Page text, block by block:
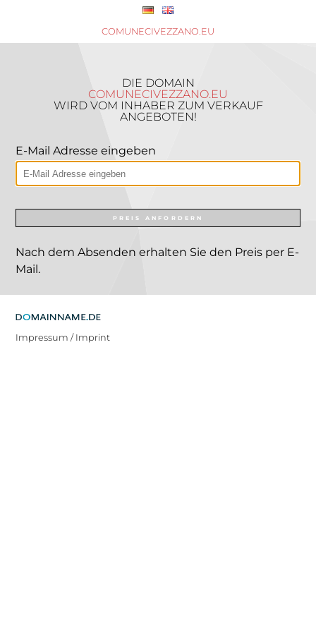
COMUNECIVEZZANO.EU
DIE DOMAIN
COMUNECIVEZZANO.EU
WIRD VOM INHABER ZUM VERKAUF
ANGEBOTEN!
E-Mail Adresse eingeben
PREIS ANFORDERN
Nach dem Absenden erhalten Sie den Preis per E-
Mail.
Impressum / Imprint